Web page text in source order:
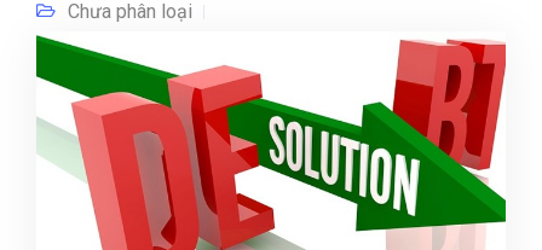
Chưa phân loại